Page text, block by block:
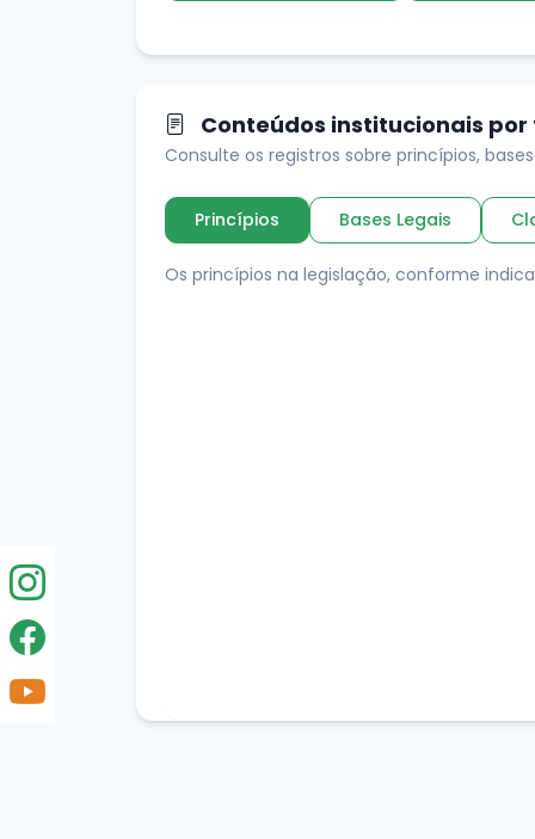
Conteúdos institucionais por
Consulte os registros sobre princípios,
Princípios Bases Legais
Os princípios na legislação, conforme